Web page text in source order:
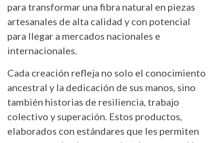
para transformar una fibra natural en piezas
artesanales de alta calidad y con potencial
para llegar a mercados nacionales e
internacionales.
Cada creación refleja no solo el conocimiento
ancestral y la dedicación de sus manos, sino
también historias de resiliencia, trabajo
colectivo y superación. Estos productos,
elaborados con estándares que les permiten